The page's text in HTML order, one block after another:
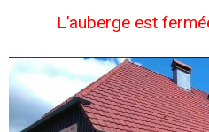
L’auberge est